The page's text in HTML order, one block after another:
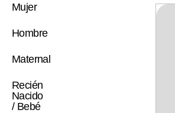
Mujer
Hombre
Maternal
Recién
Nacido
/ Bebé